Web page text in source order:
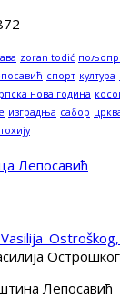
zoran todić
спорт култура
нова година
изградња сабор
Острошког
Лепосавић